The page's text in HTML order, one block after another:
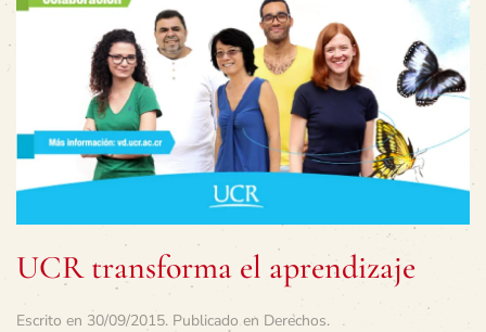
UCR transforma el aprendizaje
Escrito en 30/09/2015. Publicado en Derechos.